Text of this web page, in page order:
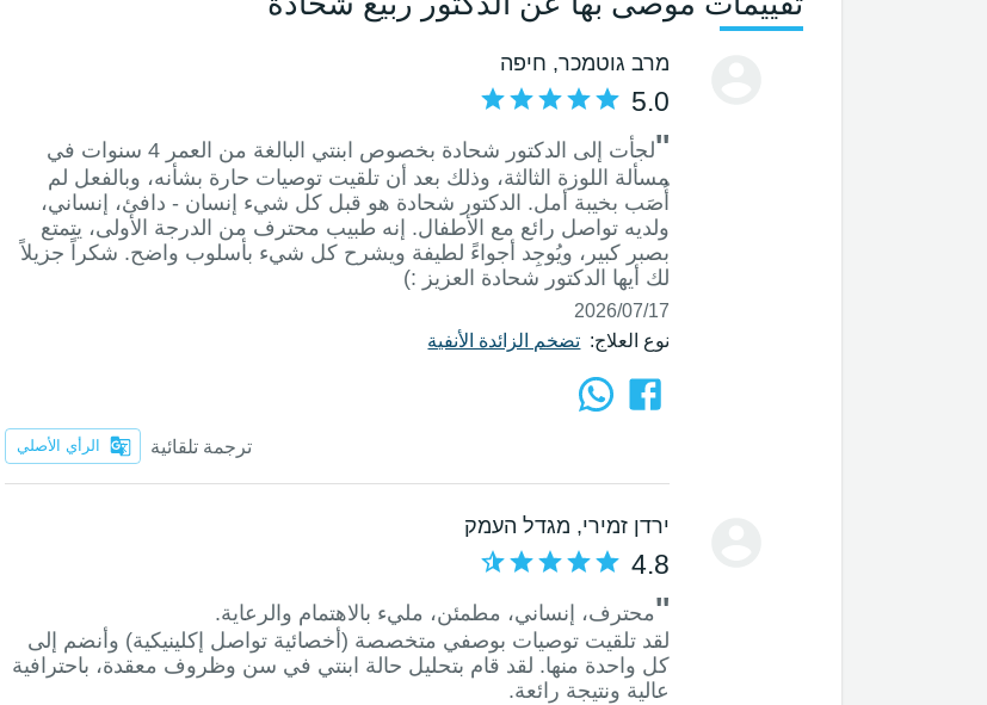
מרב גוטמכר, חיפה
5.0
''
لجأت إلى الدكتور شحادة بخصوص ابنتي البالغة من العمر 4 سنوات في
مسألة اللوزة الثالثة، وذلك بعد أن تلقيت توصيات حارة بشأنه، وبالفعل لم
أُصَب بخيبة أمل. الدكتور شحادة هو قبل كل شيء إنسان - دافئ، إنساني،
ولديه تواصل رائع مع الأطفال. إنه طبيب محترف من الدرجة الأولى، يتمتع
بصبر كبير، ويُوجِد أجواءً لطيفة ويشرح كل شيء بأسلوب واضح. شكراً جزيلاً
لك أيها الدكتور شحادة العزيز :)
17‏/07‏/2026
نوع العلاج: تضخم الزائدة الأنفية
الرأي الأصلي ترجمة تلقائية
ירדן זמירי, מגדל העמק
4.8
''
لقد تلقيت توصيات بوصفي متخصصة (أخصائية تواصل إكلينيكية) وأنضم إلى
كل واحدة منها. لقد قام بتحليل حالة ابنتي في سن وظروف معقدة، باحترافية
عالية ونتيجة رائعة.